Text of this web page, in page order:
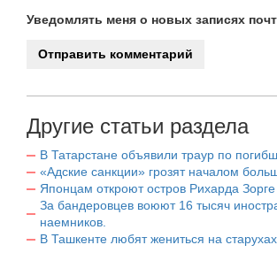
Уведомлять меня о новых записях
Другие статьи раздела
В Татарстане объявили траур по
«Адские санкции» грозят началом
Японцам откроют остров Рихарда Зорге
За бандеровцев воюют 16 тысяч
наемников.
В Ташкенте любят жениться на старухах.